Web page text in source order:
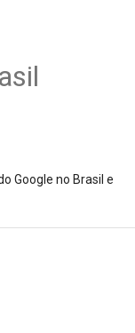
Google no Brasil e